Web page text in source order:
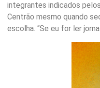
integrantes indicados
Centrão mesmo quando
escolha. “Se eu for ler